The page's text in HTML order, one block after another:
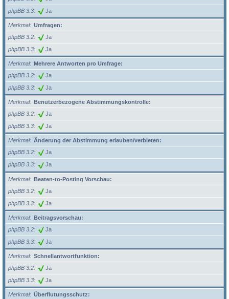
phpBB 3.3 Ja
Merkmal
Umfragen:
phpBB 3.2
Ja
phpBB 3.3 Ja
Merkmal
Mehrere Antworten pro Umfrage:
phpBB 3.2
Ja
phpBB 3.3 Ja
Merkmal
Benutzerbezogene Abstimmungskontrolle:
phpBB 3.2
Ja
phpBB 3.3 Ja
Merkmal
Änderung der Abstimmung erlauben/verbieten:
phpBB 3.2
Ja
phpBB 3.3 Ja
Merkmal
Beaten-to-Posting Vorschau:
phpBB 3.2
Ja
phpBB 3.3 Ja
Merkmal
Beitragsvorschau:
phpBB 3.2
Ja
phpBB 3.3 Ja
Merkmal
Schnellantwortfunktion:
phpBB 3.2
Ja
phpBB 3.3 Ja
Merkmal
Überflutungsschutz: